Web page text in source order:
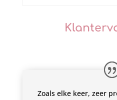
Zoals elke keer, zeer